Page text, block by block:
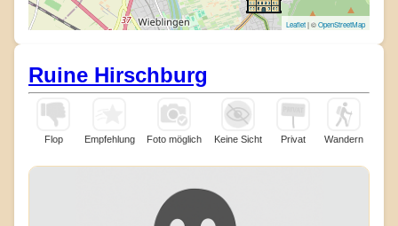
Leaflet| ©OpenStreetMap
Ruine Hirschburg
Flop Empfehlung Foto möglich Keine Sicht Privat Wandern